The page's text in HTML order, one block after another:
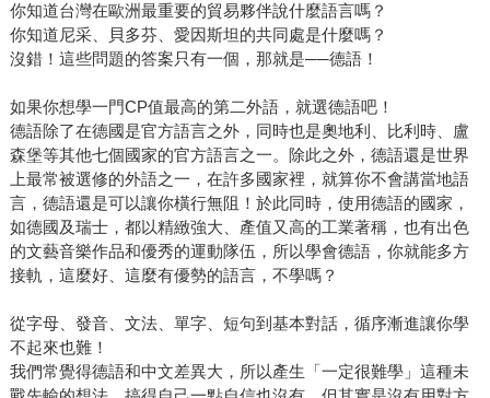
你知道台灣在歐洲最重要的貿易夥伴說什麼語言嗎？
你知道尼采、貝多芬、愛因斯坦的共同處是什麼嗎？
沒錯！這些問題的答案只有一個，那就是──德語！
如果你想學一門CP值最高的第二外語，就選德語吧！
德語除了在德國是官方語言之外，同時也是奧地利、比利時、盧
森堡等其他七個國家的官方語言之一。除此之外，德語還是世界
上最常被選修的外語之一，在許多國家裡，就算你不會講當地語
言，德語還是可以讓你橫行無阻！於此同時，使用德語的國家，
如德國及瑞士，都以精緻強大、產值又高的工業著稱，也有出色
的文藝音樂作品和優秀的運動隊伍，所以學會德語，你就能多方
接軌，這麼好、這麼有優勢的語言，不學嗎？
從字母、發音、文法、單字、短句到基本對話，循序漸進讓你學
不起來也難！
我們常覺得德語和中文差異大，所以產生「一定很難學」這種未